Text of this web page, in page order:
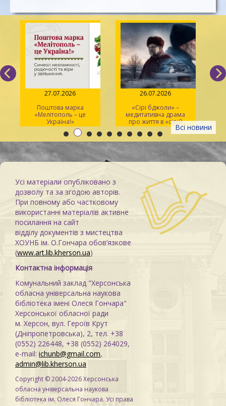
Всі новини
27.07.2026
Поштова марка
«Мелітополь – це
Україна!»
26.07.2026
«Сірі бджоли» –
медитативна драма
про життя в «сірій
зоні»
Усі матеріали опубліковано з
дозволу та за згодою авторів.
При повному або частковому
використанні матеріалів активне
посилання на сайт
відділу документів з мистецтва
ХОУНБ ім. О.Гончара обов’язкове
(www.art.lib.kherson.ua)
Контактна інформація
Комунальний заклад "Херсонська
обласна універсальна наукова
бібліотека імені Олеся Гончара"
Херсонської обласної ради
м. Херсон, вул. Героїв Крут
(Дніпропетровська), 2, тел. +38
(0552) 226448, +38 (0552) 264029,
e-mail: ichunb@gmail.com,
admin@lib.kherson.ua
Copyright © 2004-2026 Херсонська
обласна універсальна наукова
бібліотека ім. Олеся Гончара. Усі права